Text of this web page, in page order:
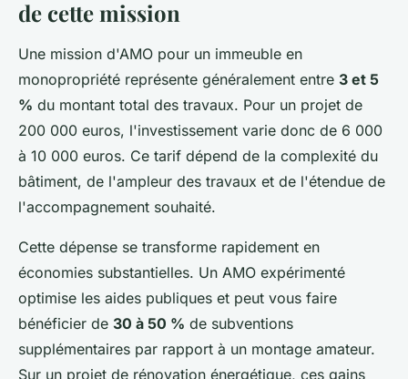
de cette mission
Une mission d'AMO pour un immeuble en
monopropriété représente généralement entre 3 et 5
% du montant total des travaux. Pour un projet de
200 000 euros, l'investissement varie donc de 6 000
à 10 000 euros. Ce tarif dépend de la complexité du
bâtiment, de l'ampleur des travaux et de l'étendue de
l'accompagnement souhaité.
Cette dépense se transforme rapidement en
économies substantielles. Un AMO expérimenté
optimise les aides publiques et peut vous faire
bénéficier de 30 à 50 % de subventions
supplémentaires par rapport à un montage amateur.
Sur un projet de rénovation énergétique, ces gains